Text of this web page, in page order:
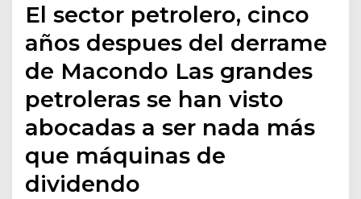
El sector petrolero, cinco
años despues del derrame
de Macondo Las grandes
petroleras se han visto
abocadas a ser nada más
que máquinas de
dividendo